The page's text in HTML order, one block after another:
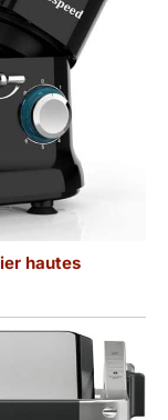
hautes